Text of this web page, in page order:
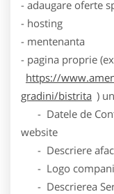
- adaugare oferte
- hosting
- mentenanta
- pagina proprie
https://
gradini/bistrita )
- Datele de
website
- Descriere
- Logo
- Descrierea